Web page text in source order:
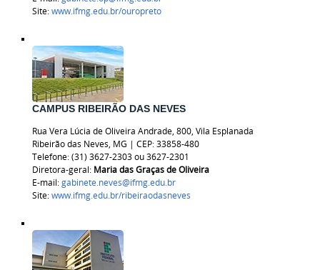
Site:www.ifmg.edu.br/ouropreto
CAMPUS RIBEIRÃO DAS NEVES
Rua Vera Lúcia de Oliveira Andrade, 800, Vila Esplanada
Ribeirão das Neves, MG | CEP: 33858-480
Telefone: (31) 3627-2303 ou3627-2301
Diretora-geral: Maria das Graças de Oliveira
E-mail:gabinete.neves@ifmg.edu.br
Site:www.ifmg.edu.br/ribeiraodasneves